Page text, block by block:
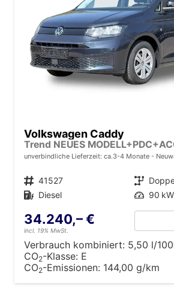
Volkswagen Caddy
unverbindliche Lieferzeit: ca.3-4 Monate
Fahrzeugnr. 41527 Getriebe
Kraftstoff Diesel Leistung 90
34.240,– €
incl. 19% MwSt.
Verbrauch kombiniert: 5,50 l/
CO2-Klasse: E
CO2-Emissionen: 144,00 g/km